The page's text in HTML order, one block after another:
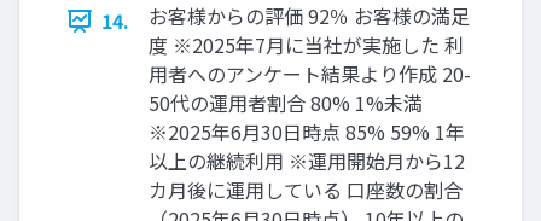
14.
お客様からの評価 92％ お客様の満⾜
度 ※2025年7⽉に当社が実施した 利
⽤者へのアンケート結果より作成 20-
50代の運⽤者割合 80% 1%未満
※2025年6⽉30⽇時点 85% 59% 1年
以上の継続利⽤ ※運⽤開始⽉から12
カ⽉後に運⽤している ⼝座数の割合